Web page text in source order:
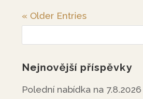
« Older Entries
Nejnovější příspěvky
Polední nabídka na 7.8.2026